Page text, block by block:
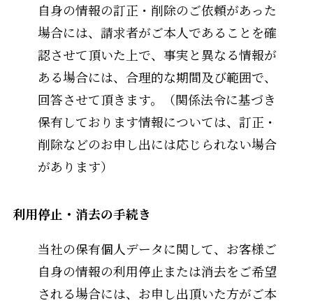
自身の情報の訂正・削除のご依頼があった
場合には、請求者がご本人であることを確
認させて頂いた上で、事実と異なる情報が
ある場合には、合理的な期間及び範囲で、
回答させて頂きます。（関係法令に基づき
保有しております情報については、訂正・
削除などのお申し出には応じられない場合
があります）
利用停止・消去の手続き
当社の保有個人データに関して、お客様ご
自身の情報の利用停止または消去をご希望
される場合には、お申し出頂いた方がご本